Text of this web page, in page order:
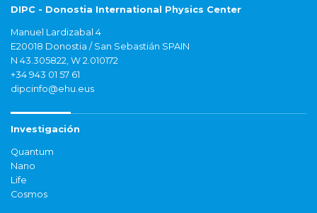
DIPC - Donostia International Physics Center
Manuel Lardizabal 4
E20018 Donostia / San Sebastián SPAIN
N 43.305822, W 2.010172
+34 943 01 57 61
dipcinfo@ehu.eus
Investigación
Quantum
Nano
Life
Cosmos